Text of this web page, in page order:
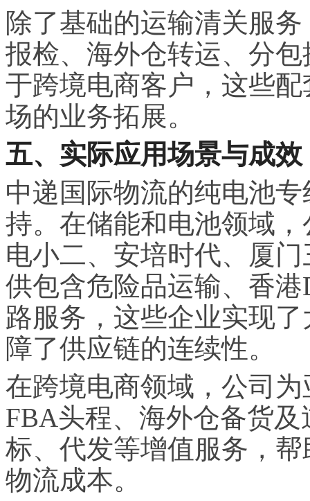
除了基础的运输清关服
报检、海外仓转运、分
于跨境电商客户，这些
场的业务拓展。
五、实际应用场景与成效
中递国际物流的纯电池
持。在储能和电池领域
电小二、安培时代、厦
供包含危险品运输、香
路服务，这些企业实现
障了供应链的连续性。
在跨境电商领域，公司
FBA头程、海外仓备货
标、代发等增值服务，
物流成本。